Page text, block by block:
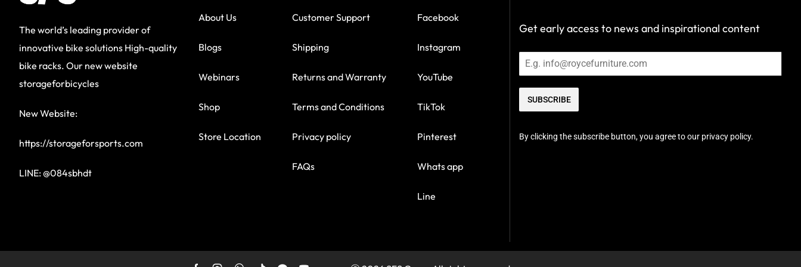
The world’s leading provider of
innovative bike solutions High-quality
bike racks. Our new website
storageforbicycles
New Website:
https://storageforsports.com
LINE: @084sbhdt
About Us
Blogs
Webinars
Shop
Store Location
Customer Support
Shipping
Returns and Warranty
Terms and Conditions
Privacy policy
FAQs
Facebook
Instagram
YouTube
TikTok
Pinterest
Whats app
Line
Get early access to news and inspirational content
SUBSCRIBE
By clicking the subscribe button, you agree to our privacy policy.